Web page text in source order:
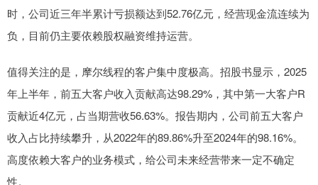
时，公司近三年半累计亏损额达到52.76亿元，经营现金流连续为
负，目前仍主要依赖股权融资维持运营。
值得关注的是，摩尔线程的客户集中度极高。招股书显示，2025
年上半年，前五大客户收入贡献高达98.29%，其中第一大客户R
贡献近4亿元，占当期营收56.63%。报告期内，公司前五大客户
收入占比持续攀升，从2022年的89.86%升至2024年的98.16%。
高度依赖大客户的业务模式，给公司未来经营带来一定不确定
性。